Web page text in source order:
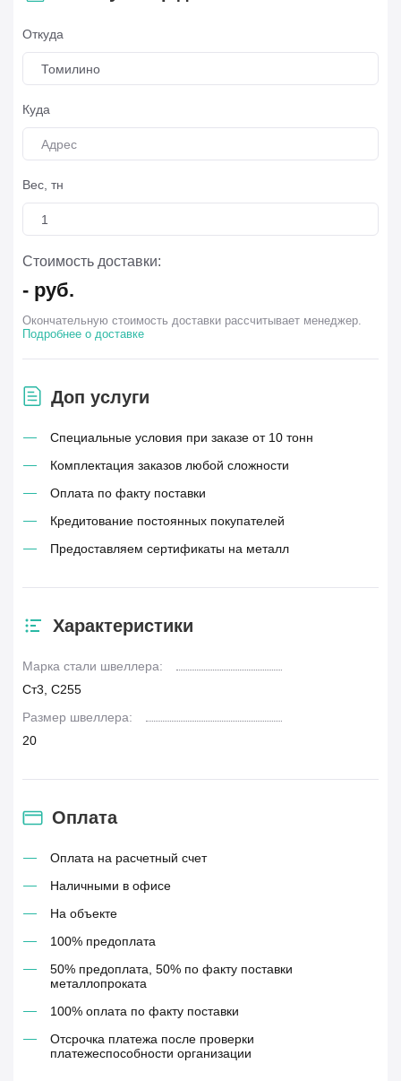
Откуда
Томилино
Куда
Вес, тн
Стоимость доставки:
- руб.
Окончательную стоимость доставки рассчитывает менеджер.
Подробнее о доставке
Доп услуги
Специальные условия при заказе от 10 тонн
Комплектация заказов любой сложности
Оплата по факту поставки
Кредитование постоянных покупателей
Предоставляем сертификаты на металл
Характеристики
Марка стали швеллера:
Ст3, С255
Размер швеллера:
20
Оплата
Оплата на расчетный счет
Наличными в офисе
На объекте
100% предоплата
50% предоплата, 50% по факту поставки
металлопроката
100% оплата по факту поставки
Отсрочка платежа после проверки
платежеспособности организации